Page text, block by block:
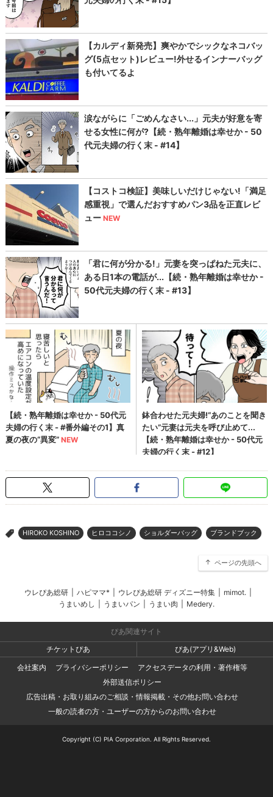
> HIROKO KOSHINO ヒロココシノ ショルダーバッグ ブランドブック
ページの先頭へ
ウレぴあ総研 ハピママ* ウレぴあ総研 ディズニー特集 mimot.
うまいめし
うまいパン うまい肉 Medery.
ぴあ関連サイト
チケットぴあ
ぴあ(アプリ&Web)
会社案内
プライバシーポリシー
アクセスデータの利用・著作権等
外部送信ポリシー
広告出稿・お取り組みのご相談・情報掲載・その他お問い合わせ
一般の読者の方・ユーザーの方からのお問い合わせ
Copyright (C) PIA Corporation. All Rights Reserved.